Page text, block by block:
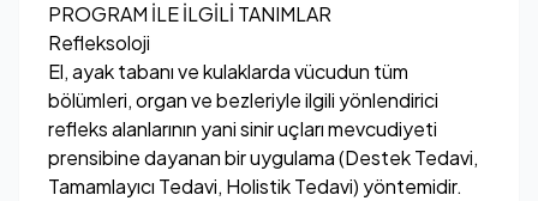
PROGRAM İLE İLGİLİ TANIMLAR
Refleksoloji
El, ayak tabanı ve kulaklarda vücudun tüm
bölümleri, organ ve bezleriyle ilgili yönlendirici
refleks alanlarının yani sinir uçları mevcudiyeti
prensibine dayanan bir uygulama (Destek Tedavi,
Tamamlayıcı Tedavi, Holistik Tedavi) yöntemidir.